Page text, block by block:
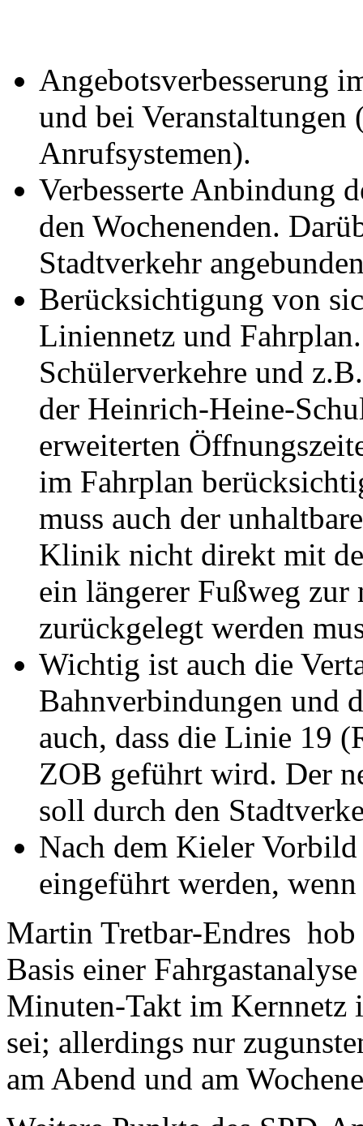
Angebotsverbesserung
und bei
Anrufsystemen).
Verbesserte Anbindung
den Wochenenden.
Stadtverkehr
Berücksichtigung von
Liniennetz und
Schülerverkehre und
der Heinrich-Heine-
erweiterten
im Fahrplan
muss auch der
Klinik nicht direkt mit
ein längerer Fußweg zur
zurückgelegt werden
Wichtig ist auch die
Bahnverbindungen und
auch, dass die Linie 19
ZOB geführt wird. Der
soll durch den
Nach dem Kieler
eingeführt werden,
Martin Tretbar-Endres hob
Basis einer
Minuten-Takt im Kernnetz
sei; allerdings nur
am Abend und am